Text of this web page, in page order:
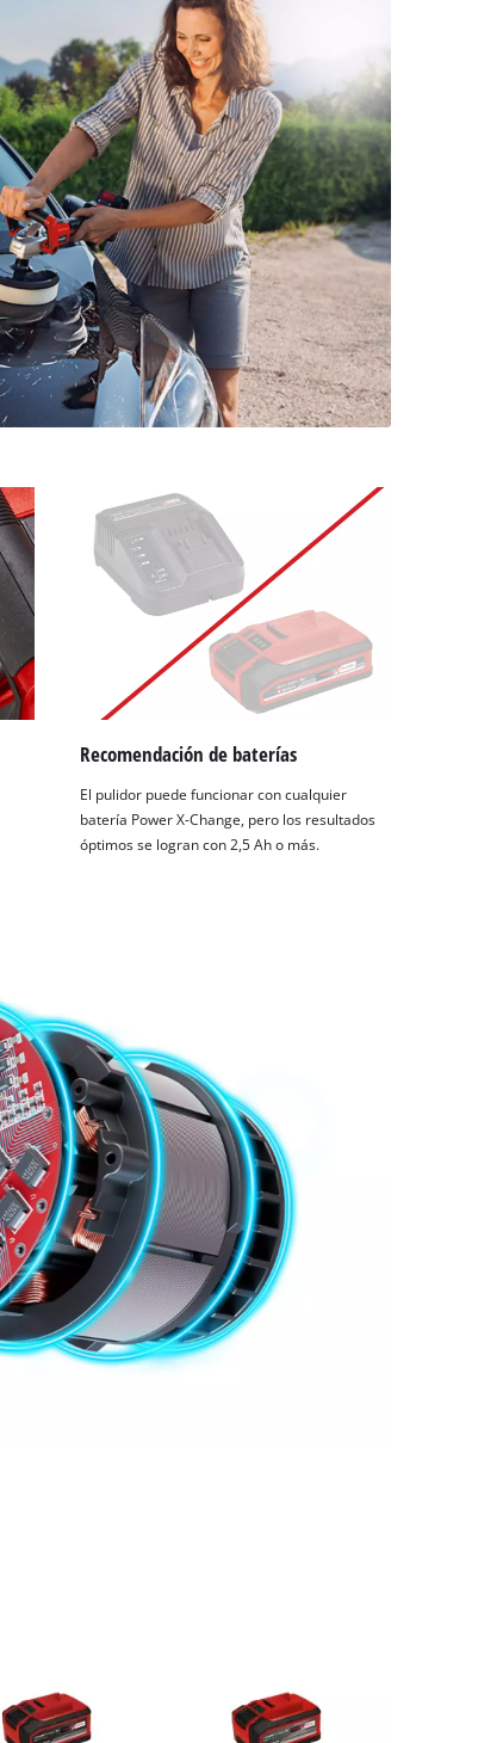
Recomendación de baterías
El pulidor puede funcionar con cualquier
batería Power X-Change, pero los resultados
óptimos se logran con 2,5 Ah o más.